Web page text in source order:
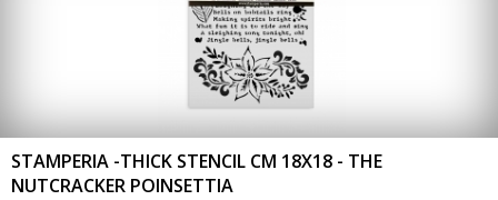
STAMPERIA -THICK STENCIL CM 18X18 - THE
NUTCRACKER POINSETTIA